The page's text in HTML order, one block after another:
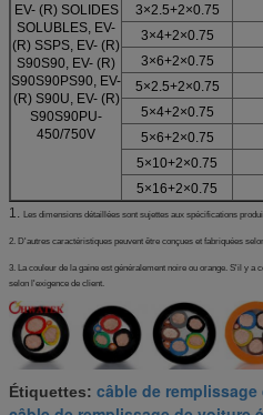
EV- (R) SOLIDES
SOLUBLES, EV-
(R) SSPS, EV- (R)
S90S90, EV- (R)
S90S90PS90, EV-
(R) S90U, EV- (R)
S90S90PU-
450/750V
3×2.5+2×0.75
3×4+2×0.75
3×6+2×0.75
5×2.5+2×0.75
5×4+2×0.75
5×6+2×0.75
5×10+2×0.75
5×16+2×0.75
1. Les dimensions détaillées sont sujettes aux spécifications
2. D'autres caractéristiques peuvent être conçues et fabriquées
3. La couleur de la gaine est généralement noire ou orange. S'il y a
selon l'exigence de client.
Étiquettes: câble de